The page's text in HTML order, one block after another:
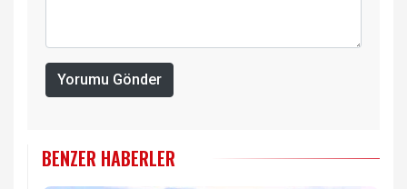
Yorumu Gönder
BENZER HABERLER